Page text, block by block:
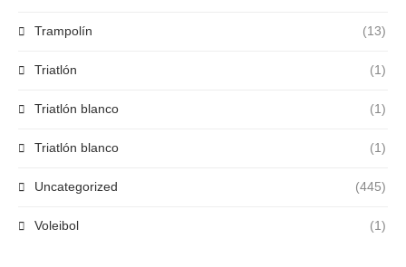
Trampolín (13)
Triatlón (1)
Triatlón blanco (1)
Triatlón blanco (1)
Uncategorized (445)
Voleibol (1)